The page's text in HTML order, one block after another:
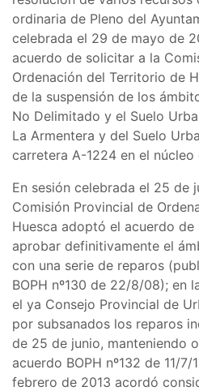
ordinaria de Pleno del
celebrada el 29 de mayo de
acuerdo de solicitar a la
Ordenación del Territorio de
de la suspensión de los
No Delimitado y el Suelo
La Armentera y del Suelo
carretera A-1224 en el núcleo
En sesión celebrada el 25 de
Comisión Provincial de
Huesca adoptó el acuerdo
aprobar definitivamente el
con una serie de reparos
BOPH nº130 de 22/8/08); en
el ya Consejo Provincial de
por subsanados los reparos
de 25 de junio, manteniendo
acuerdo BOPH nº132 de 11/7/
febrero de 2013 acordó